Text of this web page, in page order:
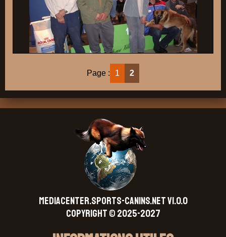
Page : 1 2
MEDIACENTER.SPORTS-CANINS.NET V1.0.0
Copyright © 2025-2027